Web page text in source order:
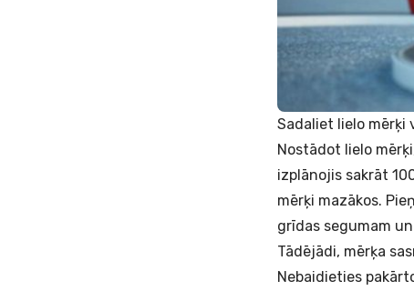
Sadaliet lielo mērķi
Nostādot lielo
izplānojis sakrāt
mērķi mazākos.
grīdas segumam
Tādējādi, mērķa
Nebaidieties